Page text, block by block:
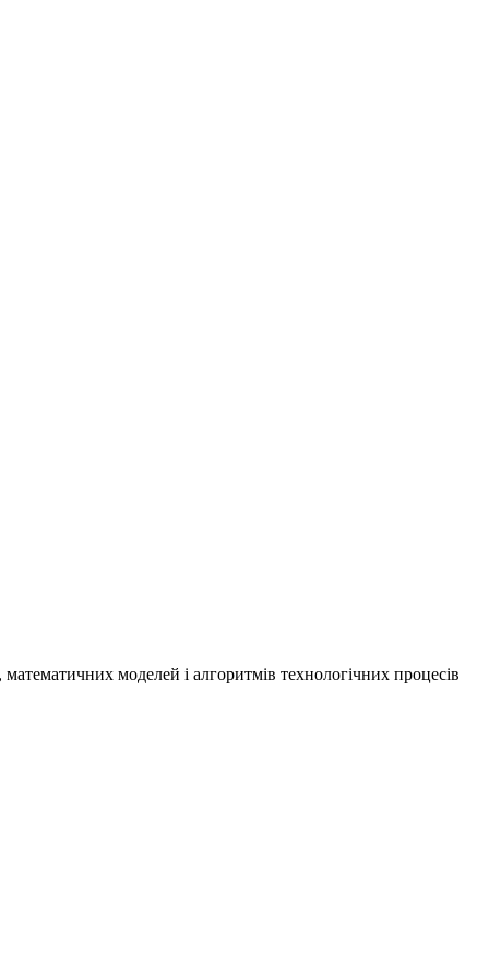
моделей і алгоритмів технологічних процесів